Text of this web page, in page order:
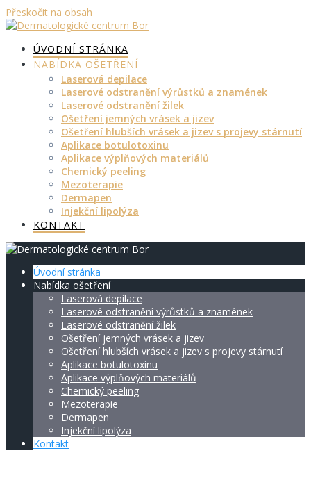
Přeskočit na obsah
ÚVODNÍ STRÁNKA
NABÍDKA OŠETŘENÍ
Laserová depilace
Laserové odstranění výrůstků a znamének
Laserové odstranění žilek
Ošetření jemných vrásek a jizev
Ošetření hlubších vrásek a jizev s projevy stárnutí
Aplikace botulotoxinu
Aplikace výplňových materiálů
Chemický peeling
Mezoterapie
Dermapen
Injekční lipolýza
KONTAKT
Úvodní stránka
Nabídka ošetření
Laserová depilace
Laserové odstranění výrůstků a znamének
Laserové odstranění žilek
Ošetření jemných vrásek a jizev
Ošetření hlubších vrásek a jizev s projevy stárnutí
Aplikace botulotoxinu
Aplikace výplňových materiálů
Chemický peeling
Mezoterapie
Dermapen
Injekční lipolýza
Kontakt